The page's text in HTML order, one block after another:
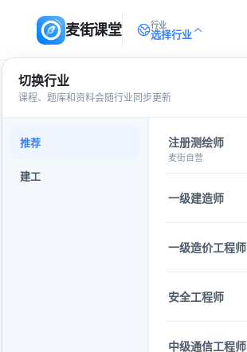
麦街课堂 行业
选择行业
切换行业
课程、题库和资料会随行业同步更新
推荐
建工
注册测绘师
麦街自营
一级建造师
一级造价工程师
安全工程师
中级通信工程师
返回 自定义刷题
选择练习内容
智能匹配题目